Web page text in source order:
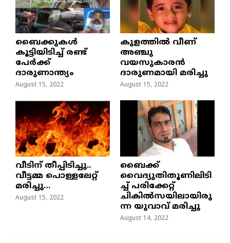
ബൈക്കുകൾ
കൂട്ടിയിടിച്ച് രണ്ട്
പേർക്ക്
ദാരുണാന്ത്യം
August 15, 2022
കുളത്തില്‍ വീണ്
അഞ്ചു
വയസുകാരന്‍
ദാരുണമായി മരിച്ചു
August 15, 2022
വീടിന് തീപ്പിടിച്ചു..
വീട്ടമ്മ പൊള്ളലേറ്റ്
മരിച്ചു…
August 15, 2022
ബൈക്ക്
വൈദ്യുതിതൂണിലിടി
ച്ച്‌ പരിക്കേറ്റ്
ചികില്‍സയിലായിരു
ന്ന യുവാവ് മരിച്ചു
August 14, 2022